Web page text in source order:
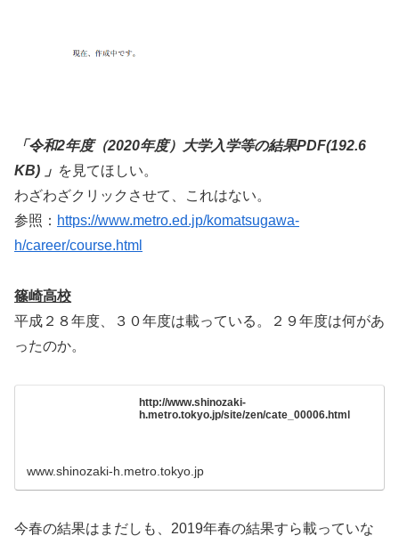
「令和2年度（2020年度）大学入学等の結果PDF(192.6
KB) 」 を見てほしい。
わざわざクリックさせて、これはない。
参照： https://www.metro.ed.jp/komatsugawa-
h/career/course.html
篠崎高校
平成２８年度、３０年度は載っている。２９年度は何があ
ったのか。
http://www.shinozaki-
h.metro.tokyo.jp/site/zen/cate_00006.html
www.shinozaki-h.metro.tokyo.jp
今春の結果はまだしも、2019年春の結果すら載っていな